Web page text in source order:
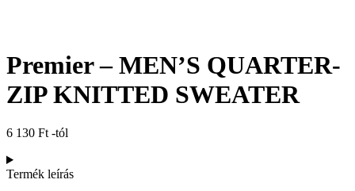
Premier – MEN’S QUARTER-
ZIP KNITTED SWEATER
6 130 Ft -tól
Termék leírás